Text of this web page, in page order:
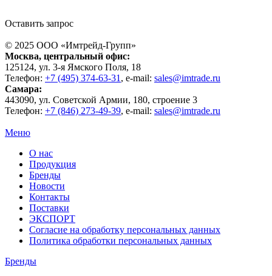
Оставить запрос
© 2025 ООО «Имтрейд-Групп»
Москва, центральный офис:
125124, ул. 3-я Ямского Поля, 18
Телефон: +7 (495) 374-63-31, e-mail: sales@imtrade.ru
Самара:
443090, ул. Советской Армии, 180, строение 3
Телефон: +7 (846) 273-49-39, e-mail: sales@imtrade.ru
Меню
О нас
Продукция
Бренды
Новости
Контакты
Поставки
ЭКСПОРТ
Согласие на обработку персональных данных
Политика обработки персональных данных
Бренды